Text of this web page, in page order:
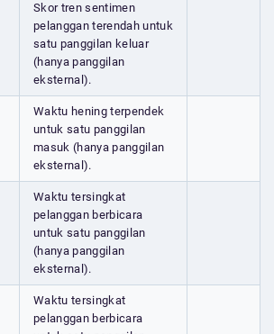
Skor tren sentimen
pelanggan terendah untuk
satu panggilan keluar
(hanya panggilan
eksternal).
Waktu hening terpendek
untuk satu panggilan
masuk (hanya panggilan
eksternal).
Waktu tersingkat
pelanggan berbicara
untuk satu panggilan
(hanya panggilan
eksternal).
Waktu tersingkat
pelanggan berbicara